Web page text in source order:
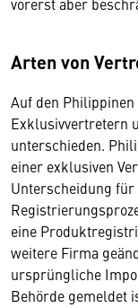
Arten von
Auf den
Exklusivvertretern
unterschieden.
einer exklusiven
Unterscheidung
eine
weitere Firma
ursprüngliche
Behörde gemeldet